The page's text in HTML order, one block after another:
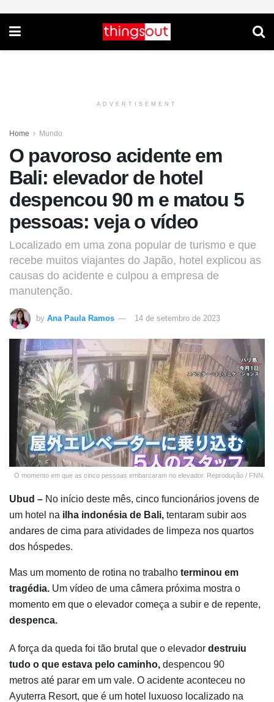
ADVERTISEMENT
Home Mundo
O pavoroso acidente em
Bali: elevador de hotel
despencou 90 m e matou 5
pessoas: veja o vídeo
Localizado em uma zona popular de turismo e que
recebe muitos viajantes do Japão, hotel explicou as
causas do acidente e culpou a empresa de
manutenção.
by Ana Paula Ramos 14 de setembro de 2023
O momento em que as cinco pessoas embarcaram no elevador. Reprodução / FNN.
Ubud – No início deste mês, cinco funcionários jovens de
um hotel na ilha indonésia de Bali, tentaram subir aos
andares de cima para atividades de limpeza nos quartos
dos hóspedes.
Mas um momento de rotina no trabalho terminou em
tragédia. Um vídeo de uma câmera próxima mostra o
momento em que o elevador começa a subir e de repente,
despenca.
A força da queda foi tão brutal que o elevador destruiu
tudo o que estava pelo caminho, despencou 90
metros até parar em um vale. O acidente aconteceu no
Ayuterra Resort, que é um hotel luxuoso localizado na